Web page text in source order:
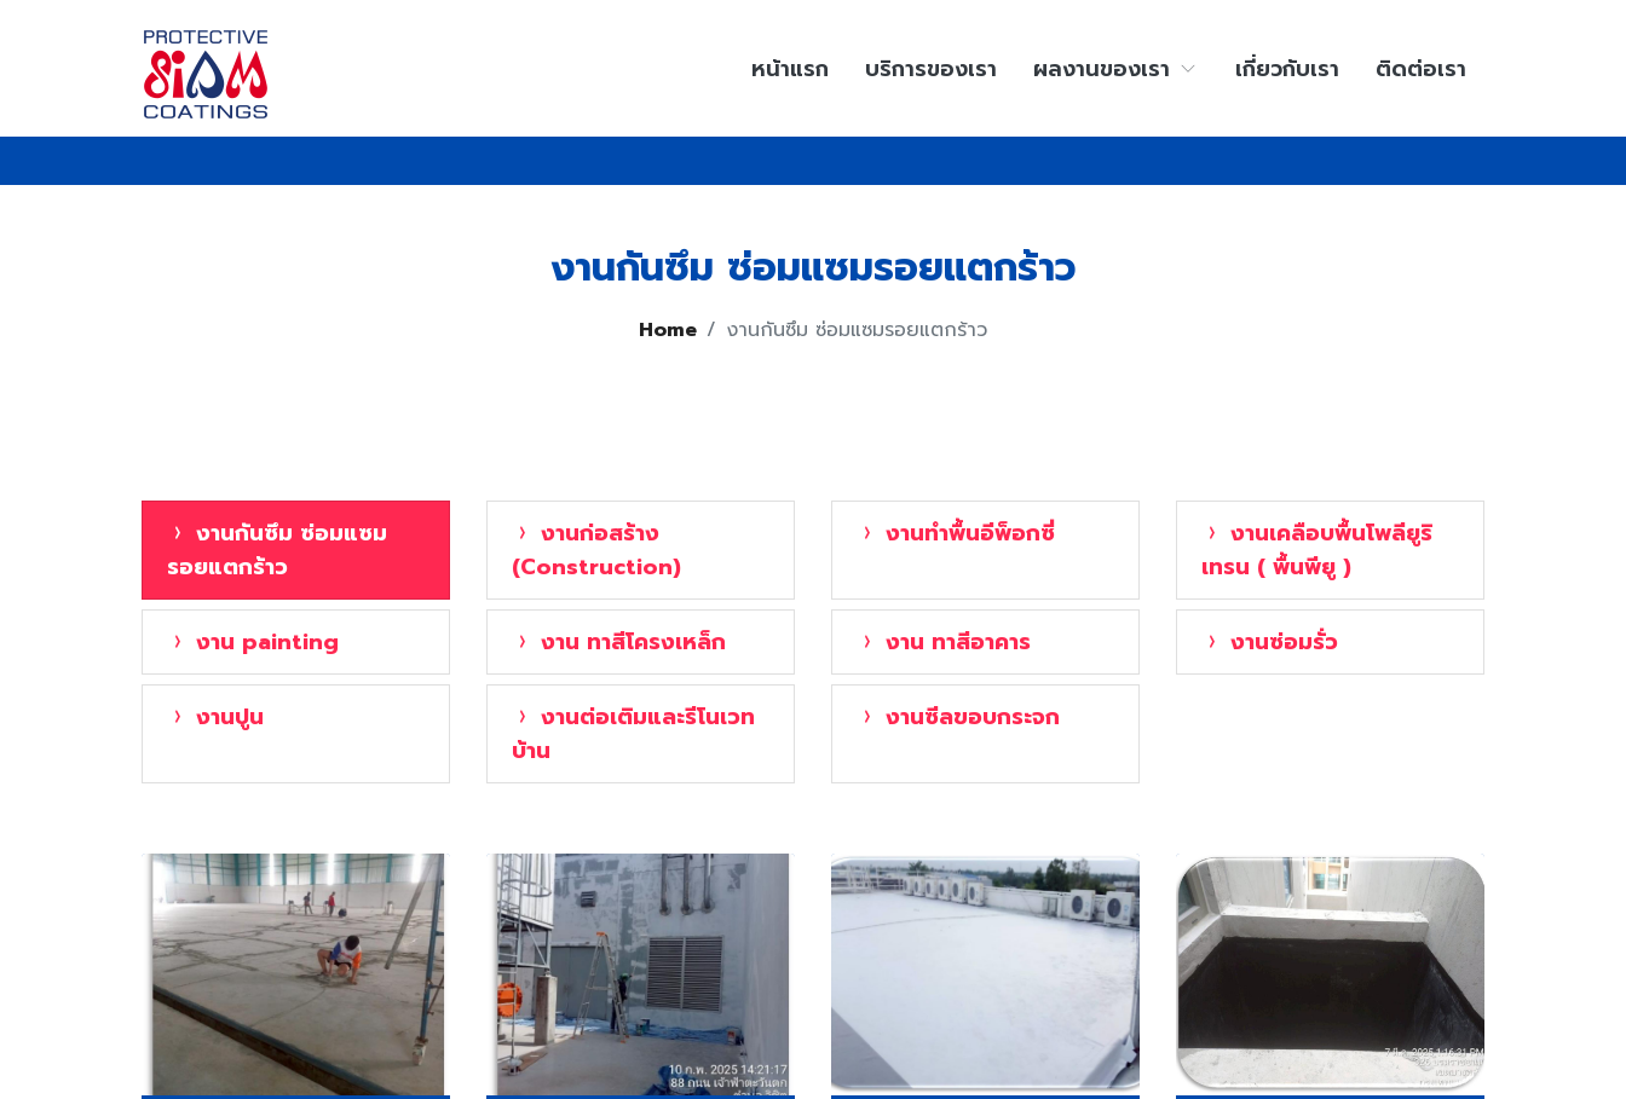
หน้าแรก บริการของเรา ผลงานของเรา เกี่ยวกับเรา ติดต่อเรา
งานกันซึม ซ่อมแซมรอยแตกร้าว
Home งานกันซึม ซ่อมแซมรอยแตกร้าว
งานกันซึม ซ่อมแซม
รอยแตกร้าว
งานก่อสร้าง
(Construction)
งานทำพื้นอีพ็อกซี่
งานเคลือบพื้นโพลียูริ
เทรน ( พื้นพียู )
งาน painting งาน ทาสีโครงเหล็ก งาน ทาสีอาคาร งานซ่อมรั่ว
งานปูน
งานต่อเติมและรีโนเวท
บ้าน
งานซีลขอบกระจก